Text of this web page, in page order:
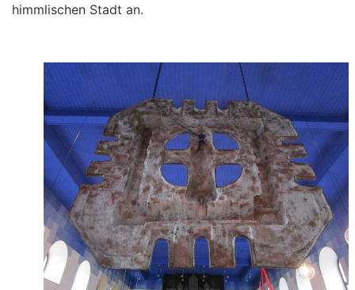
himmlischen Stadt an.